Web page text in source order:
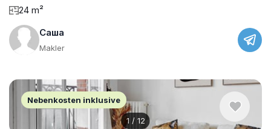
24 m²
Саша
Makler
1 / 12
Nebenkosten inklusive